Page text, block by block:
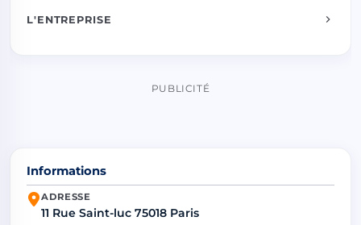
L'ENTREPRISE
PUBLICITÉ
Informations
ADRESSE
11 Rue Saint-luc 75018 Paris